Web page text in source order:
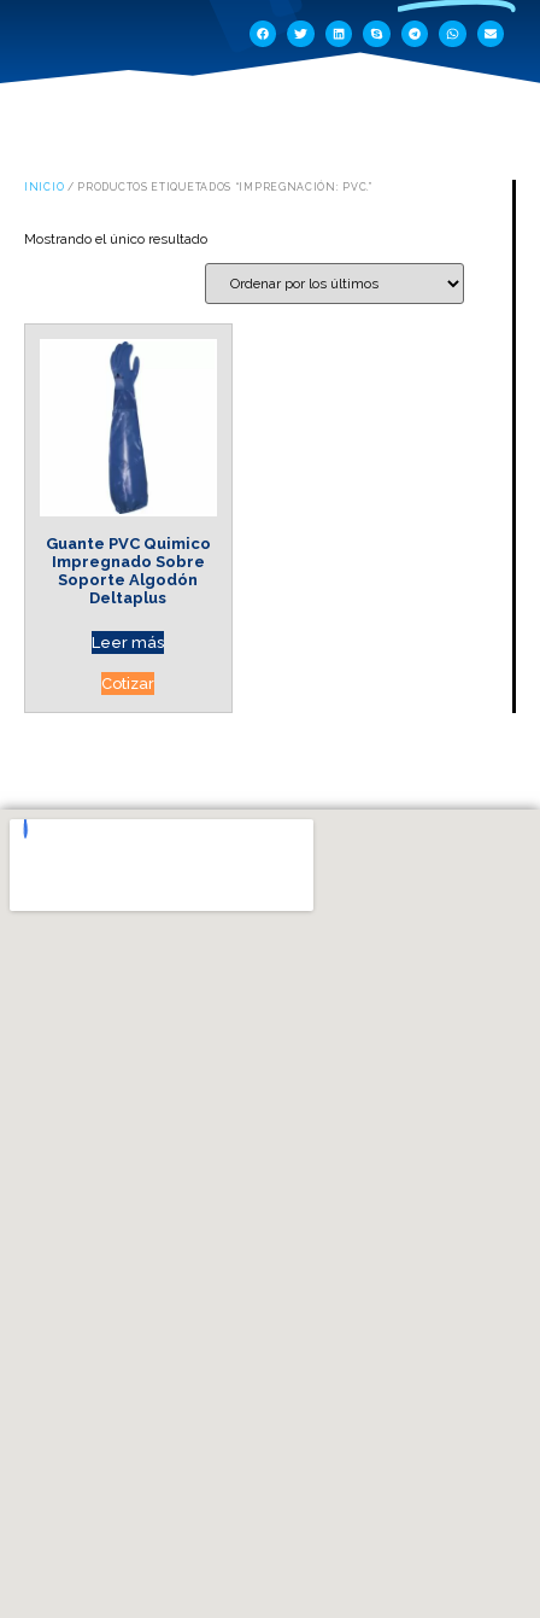
INICIO / PRODUCTOS ETIQUETADOS “IMPREGNACIÓN: PVC.”
Mostrando el único resultado
Guante PVC Quimico
Impregnado Sobre
Soporte Algodón
Deltaplus
Leer más
Cotizar